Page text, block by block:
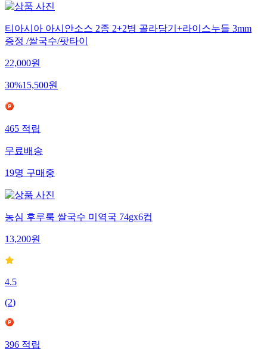
티아시아 아시안소스 2종 2+2병 골라담기+라이스누들 3mm
증정 /쌀국수/팟타이
22,000원
30%15,500원
465적립
무료배송
19명구매중
농심 후루룩 쌀국수 미역국 74gx6컵
13,200원
4.5
(2)